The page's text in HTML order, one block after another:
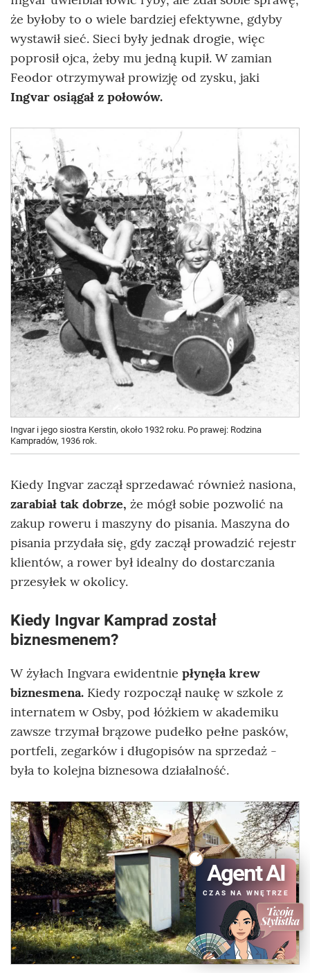
że byłoby to o wiele bardziej efektywne, gdyby
wystawił sieć. Sieci były jednak drogie, więc
poprosił ojca, żeby mu jedną kupił. W zamian
Feodor otrzymywał prowizję od zysku, jaki
Ingvar osiągał z połowów.
Ingvar i jego siostra Kerstin, około 1932 roku. Po prawej: Rodzina
Kampradów, 1936 rok.
Kiedy Ingvar zaczął sprzedawać również nasiona,
zarabiał tak dobrze, że mógł sobie pozwolić na
zakup roweru i maszyny do pisania. Maszyna do
pisania przydała się, gdy zaczął prowadzić rejestr
klientów, a rower był idealny do dostarczania
przesyłek w okolicy.
Kiedy Ingvar Kamprad został
biznesmenem?
W żyłach Ingvara ewidentnie płynęła krew
biznesmena. Kiedy rozpoczął naukę w szkole z
internatem w Osby, pod łóżkiem w akademiku
zawsze trzymał brązowe pudełko pełne pasków,
portfeli, zegarków i długopisów na sprzedaż -
była to kolejna biznesowa działalność.
Agent AI
CZAS NA WNĘTRZE